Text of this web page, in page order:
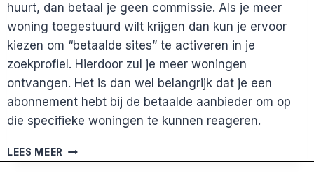
huurt, dan betaal je geen commissie. Als je meer
woning toegestuurd wilt krijgen dan kun je ervoor
kiezen om “betaalde sites” te activeren in je
zoekprofiel. Hierdoor zul je meer woningen
ontvangen. Het is dan wel belangrijk dat je een
abonnement hebt bij de betaalde aanbieder om op
die specifieke woningen te kunnen reageren.
LEES MEER ZIJN
ER